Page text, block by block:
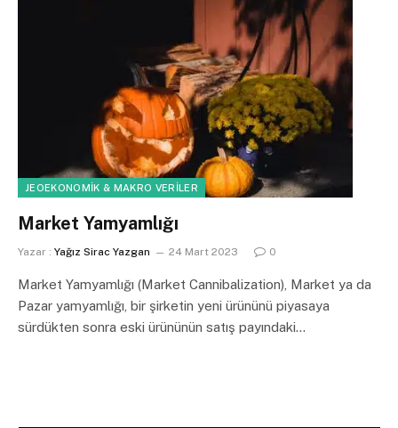
JEOEKONOMIK & MAKRO VERILER
Market Yamyamlığı
Yazar : Yağız Sirac Yazgan 24 Mart 2023 0
Market Yamyamlığı (Market Cannibalization), Market ya da
Pazar yamyamlığı, bir şirketin yeni ürününü piyasaya
sürdükten sonra eski ürününün satış payındaki…